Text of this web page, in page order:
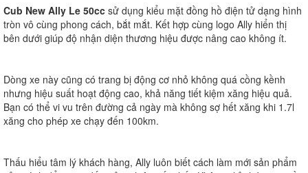
Cub New Ally Le 50cc sử dụng kiểu mặt đồng hồ điện tử dạng hình
tròn vô cùng phong cách, bắt mắt. Kết hợp cùng logo Ally hiển thị
bên dưới giúp độ nhận diện thương hiệu được nâng cao không ít.
Dòng xe này cũng có trang bị động cơ nhỏ không quá cồng kềnh
nhưng hiệu suất hoạt động cao, khả năng tiết kiệm xăng hiệu quả.
Bạn có thể vi vu trên đường cả ngày mà không sợ hết xăng khi 1.7l
xăng cho phép xe chạy đến 100km.
Thấu hiểu tâm lý khách hàng, Ally luôn biết cách làm mới sản phẩm